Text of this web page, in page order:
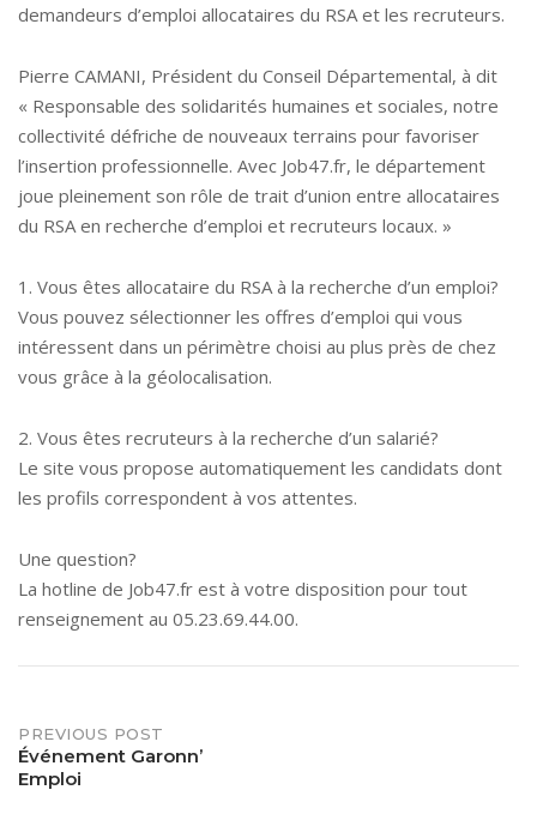
demandeurs d’emploi allocataires du RSA et les recruteurs.
Pierre CAMANI, Président du Conseil Départemental, à dit
« Responsable des solidarités humaines et sociales, notre
collectivité défriche de nouveaux terrains pour favoriser
l’insertion professionnelle. Avec Job47.fr, le département
joue pleinement son rôle de trait d’union entre allocataires
du RSA en recherche d’emploi et recruteurs locaux. »
1. Vous êtes allocataire du RSA à la recherche d’un emploi?
Vous pouvez sélectionner les offres d’emploi qui vous
intéressent dans un périmètre choisi au plus près de chez
vous grâce à la géolocalisation.
2. Vous êtes recruteurs à la recherche d’un salarié?
Le site vous propose automatiquement les candidats dont
les profils correspondent à vos attentes.
Une question?
La hotline de Job47.fr est à votre disposition pour tout
renseignement au 05.23.69.44.00.
Post
navigation
PREVIOUS POST
Événement Garonn’
Emploi